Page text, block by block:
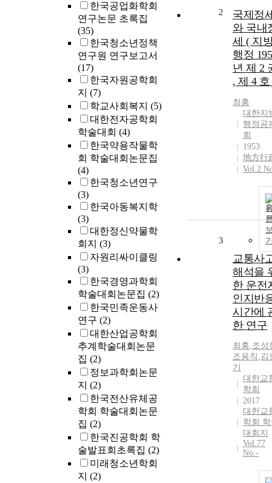
한국공업화학회
연구논문 초록집
(35)
한국청소년정책
연구원 연구보고서
(17)
한국자원공학회
지 (7)
학교사회복지 (5)
대한전자공학회
학술대회 (4)
한국약용작물학
회 학술대회논문집
(4)
한국청소년연구
(3)
한국아동복지학
(3)
대한정신약물학
회지 (3)
자원리싸이클링
(3)
한국경영과학회
학술대회논문집 (2)
한국민족운동사
연구 (2)
대한산업공학회
추계학술대회논문
집 (2)
정보과학회논문
지 (2)
한국전산유체공
학회 학술대회논문
집 (2)
한국진공학회 학
술발표회초록집 (2)
미래청소년학회
지 (2)
2
국제정
와 국내
세 ( 지
행정
년 제 2
, 제 4 호
최홍
대한지
행정공
회
1953
地方行
Vol.2
3
교통사
해석을
한 운전
인지반
시간에
한 연구
최홍,조성
조용직 ,김
기
대한교
학회
2017
대한교
학회
대회지
Vol.77
No.-